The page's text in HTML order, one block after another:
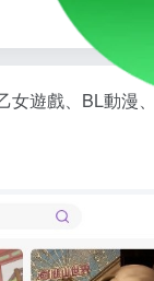
女遊戲、BL動漫